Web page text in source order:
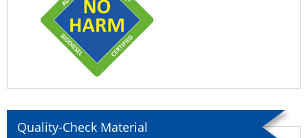
Quality-Check Material